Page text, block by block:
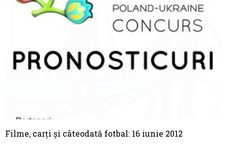
Filme, carţi şi câteodată fotbal: 16 iunie 2012